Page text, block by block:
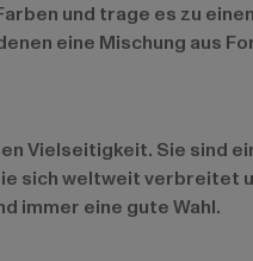
und trage es zu
eine Mischung aus
Vielseitigkeit. Sie sind
sich weltweit verbreitet
immer eine gute Wahl.